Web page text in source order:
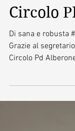
Circolo
Di sana e robusta
Grazie al
condividere la
#referendum al